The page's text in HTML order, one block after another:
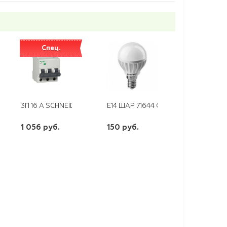
ПИСТОЛЕТНАЯ ВСЕСЕЗОННАЯ 850МЛ ЗУБР
8-5 ЛУЖЕНЫЙ (КВТ)
Спец.
3П 16 А SCHNEIDER
1 056 руб.
E14 ШАР 71644 OLL-G45-6-230-4K
150 руб.